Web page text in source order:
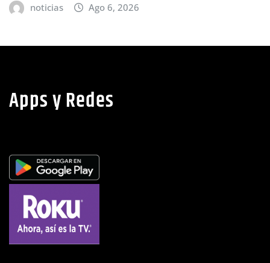
Apps y Redes